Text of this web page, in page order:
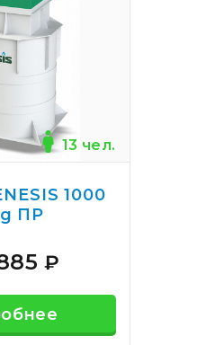
13 чел.
1000
ПР
₽